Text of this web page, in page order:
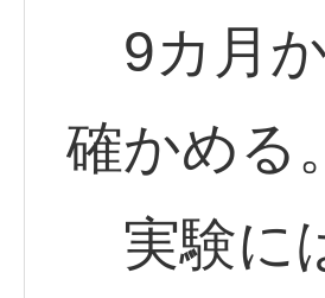
9カ月か
確かめる。
実験に